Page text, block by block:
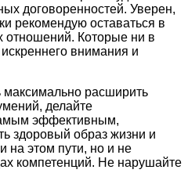
договоренностей. Уверен,
рекомендую оставаться в
отношений. Которые ни в
внимания и
максимально расширить
делайте
эффективным,
здоровый образ жизни и
на этом пути, но и не
компетенций. Не нарушайте